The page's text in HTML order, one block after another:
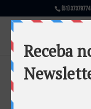
(51) 37379774